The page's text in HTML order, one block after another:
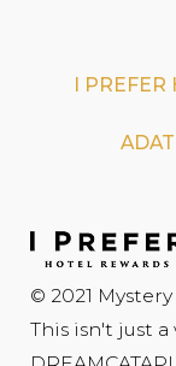
I PREFER
© 2021
This isn't just a